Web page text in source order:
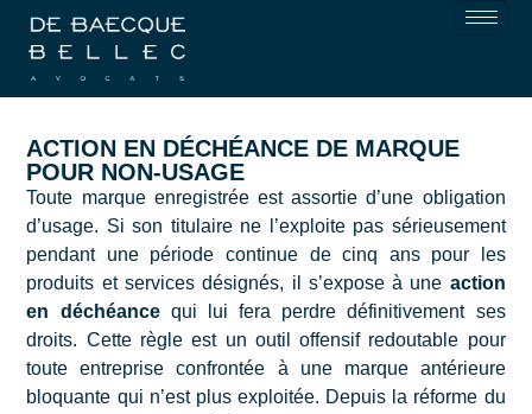
ACTION EN DÉCHÉANCE DE MARQUE
POUR NON-USAGE
Toute marque enregistrée est assortie d’une obligation
d’usage. Si son titulaire ne l’exploite pas sérieusement
pendant une période continue de cinq ans pour les
produits et services désignés, il s’expose à une action
en déchéancequi lui fera perdre définitivement ses
droits. Cette règle est un outil offensif redoutable pour
toute entreprise confrontée à une marque antérieure
bloquante qui n’est plus exploitée. Depuis la réforme du